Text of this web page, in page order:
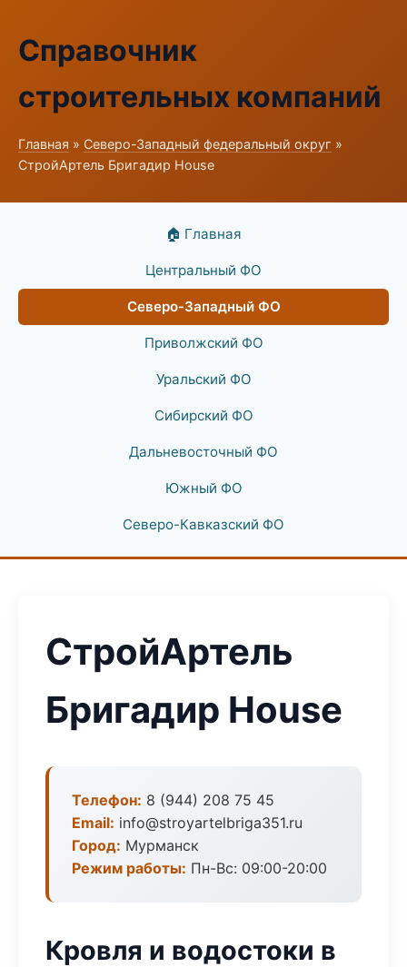
Справочник
строительных компаний
Главная » Северо-Западный федеральный округ »
СтройАртель Бригадир House
🏠 Главная
Центральный ФО
Северо-Западный ФО
Приволжский ФО
Уральский ФО
Сибирский ФО
Дальневосточный ФО
Южный ФО
Северо-Кавказский ФО
СтройАртель
Бригадир House
Телефон: 8 (944) 208 75 45
Email: info@stroyartelbriga351.ru
Город: Мурманск
Режим работы: Пн-Вс: 09:00-20:00
Кровля и водостоки в